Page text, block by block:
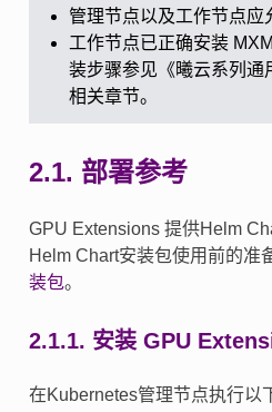
管理节点以及工作节点应
工作节点已正确安装
装步骤参见《曦云系列通
相关章节。
2.1. 部署参考
GPU Extensions 提供Helm
Helm Chart安装包使用前的准
装包。
2.1.1. 安装 GPU
在Kubernetes管理节点执行以